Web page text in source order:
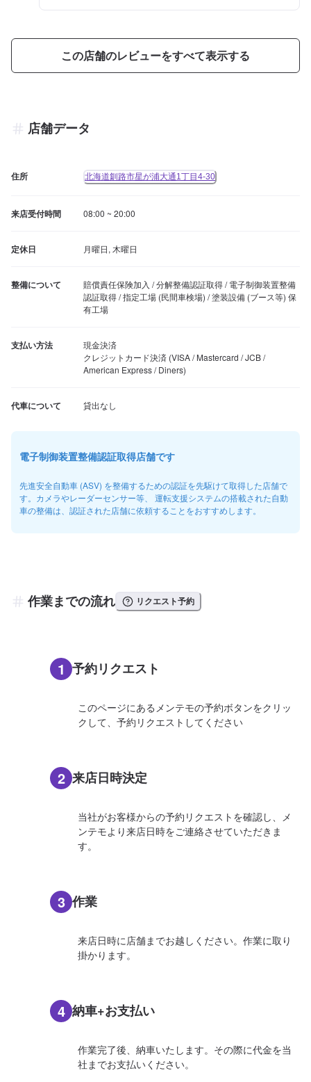
この店舗のレビューをすべて表示する
店舗データ
住所 北海道釧路市星が浦大通1丁目4-30
来店受付時間 08:00 ~ 20:00
定休日 月曜日, 木曜日
整備について
賠償責任保険加入 / 分解整備認証取得 / 電子制御装置整備
認証取得 / 指定工場 (民間車検場) / 塗装設備 (ブース等) 保
有工場
支払い方法
現金決済
クレジットカード決済 (VISA / Mastercard / JCB /
American Express / Diners)
代車について 貸出なし
電子制御装置整備認証取得店舗です
先進安全自動車 (ASV) を整備するための認証を先駆けて取得した店舗で
す。カメラやレーダーセンサー等、 運転支援システムの搭載された自動
車の整備は、認証された店舗に依頼することをおすすめします。
作業までの流れ リクエスト予約
1 予約リクエスト
このページにあるメンテモの予約ボタンをクリッ
クして、予約リクエストしてください
2 来店日時決定
当社がお客様からの予約リクエストを確認し、メ
ンテモより来店日時をご連絡させていただきま
す。
3 作業
来店日時に店舗までお越しください。作業に取り
掛かります。
4 納車+お支払い
作業完了後、納車いたします。その際に代金を当
社までお支払いください。